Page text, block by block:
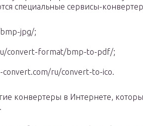
специальные сервисы-
jpg/;
convert-format/bmp-to-pdf/;
convert.com/ru/convert-to-ico.
конвертеры в Интернете,